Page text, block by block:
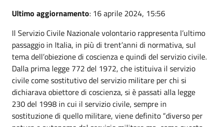
Ultimo aggiornamento: 16 aprile 2024, 15:56
Il Servizio Civile Nazionale volontario rappresenta l’ultimo
passaggio in Italia, in più di trent’anni di normativa, sul
tema dell’obiezione di coscienza e quindi del servizio civile.
Dalla prima legge 772 del 1972, che istituiva il servizio
civile come sostitutivo del servizio militare per chi si
dichiarava obiettore di coscienza, si è passati alla legge
230 del 1998 in cui il servizio civile, sempre in
sostituzione di quello militare, viene definito “diverso per